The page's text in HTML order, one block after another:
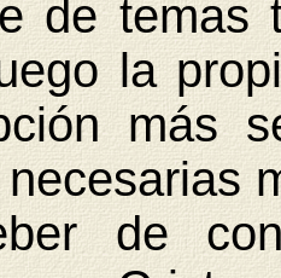
de temas
la
más
de